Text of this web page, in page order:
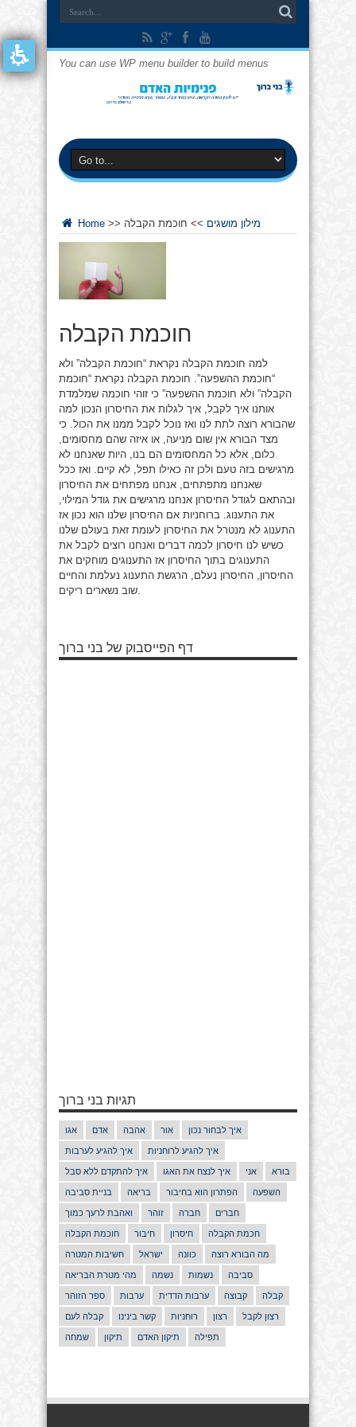
You can use WP menu builder to build menus
Home >> מילון מושגים >> חוכמת הקבלה
חוכמת הקבלה
למה חוכמת הקבלה נקראת “חוכמת הקבלה” ולא
“חוכמת ההשפעה”. חוכמת הקבלה נקראת “חוכמת
הקבלה” ולא חוכמת ההשפעה” כי זוהי חוכמה שמלמדת
אותנו איך לקבל, איך לגלות את החיסרון הנכון למה
שהבורא רוצה לתת לנו ואז נוכל לקבל ממנו את הכול. כי
מצד הבורא אין שום מניעה, או איזה שהם מחסומים,
כלום, אלא כל המחסומים הם בנו, היות שאנחנו לא
מרגישים בזה טעם ולכן זה כאילו תפל, לא קיים. ואז ככל
שאנחנו מתפתחים, אנחנו מפתחים את החיסרון
ובהתאם לגודל החיסרון אנחנו מרגישים את גודל המילוי,
את התענוג. ברוחניות אם החיסרון שלנו הוא נכון אז
התענוג לא מנטרל את החיסרון לעומת זאת בעולם שלנו
כשיש לנו חיסרון לכמה דברים ואנחנו רוצים לקבל את
התענוגים בתוך החיסרון אז התענוגים מוחקים את
החיסרון, החיסרון נעלם, הרגשת התענוג נעלמת והחיים
דף הפייסבוק של בני ברוך
תגיות בני ברוך
אגו אדם אהבה אור איך לבחור נכון
איך להגיע לערבות איך להגיע לרוחניות
איך להתקדם ללא סבל איך לנצח את האגו אני בורא
בניית סביבה בריאה הפתרון הוא בחיבור השפעה
ואהבת לרעך כמוך זוהר חברה חברים
חוכמת הקבלה חיבור חיסרון חכמת הקבלה
חשיבות המטרה ישראל כוונה מה הבורא רוצה
מהי מטרת הבריאה נשמה נשמות סביבה
ספר הזוהר ערבות ערבות הדדית קבוצה קבלה
קבלה לעם קשר בינינו רוחניות רצון רצון לקבל
שמחה תיקון תיקון האדם תפילה